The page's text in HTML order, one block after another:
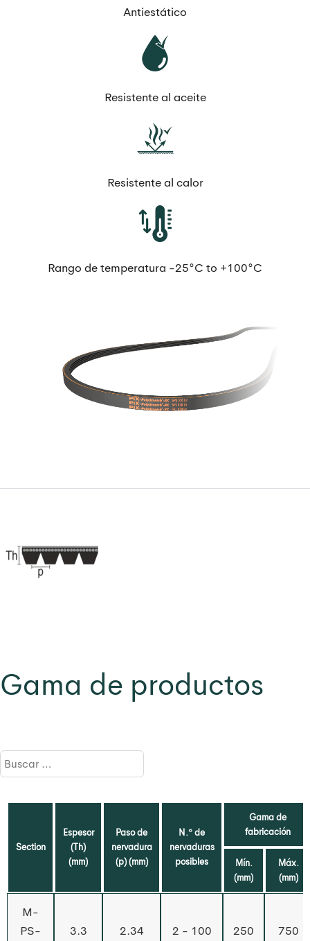
Antiestático
Resistente al aceite
Resistente al calor
Rango de temperatura -25°C to +100°C
Gama de productos
Section
Espesor
(Th)
(mm)
Paso de
nervadura
(p) (mm)
N.º de
nervaduras
posibles
Gama de
fabricación
Mín.
(mm)
Máx.
(mm)
M-
PS-
3.3 2.34 2 - 100 250 750